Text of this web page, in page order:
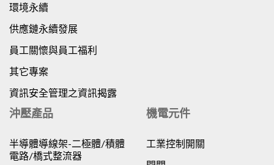
環境永續
供應鏈永續發展
員工關懷與員工福利
其它專案
資訊安全管理之資訊揭露
沖壓產品
半導體導線架-二極體/積體
電路/橋式整流器
機電元件
工業控制開關